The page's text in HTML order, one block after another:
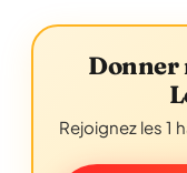
Donner
Rejoignez les 1